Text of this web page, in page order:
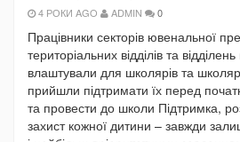
4 РОКИ AGO ADMIN 0
Працівники секторів ювенальної
територіальних відділів та
влаштували для школярів та
прийшли підтримати їх перед
та провести до школи Підтримка,
захист кожної дитини – завжди